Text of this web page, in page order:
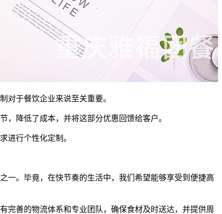
对于餐饮企业来说至关重要。
，降低了成本，并将这部分优惠回馈给客户。
进行个性化定制。
一。毕竟，在快节奏的生活中，我们希望能够享受到便捷高
完善的物流体系和专业团队，确保食材及时送达，并提供周